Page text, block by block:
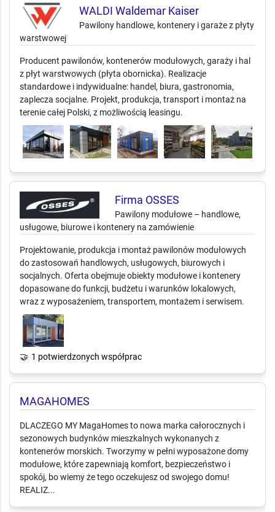
WALDI Waldemar Kaiser
Pawilony handlowe, kontenery i garaże z płyty
warstwowej
Producent pawilonów, kontenerów modułowych, garaży i hal
z płyt warstwowych (płyta obornicka). Realizacje
standardowe i indywidualne: handel, biura, gastronomia,
zaplecza socjalne. Projekt, produkcja, transport i montaż na
terenie całej Polski, z możliwością leasingu.
Firma OSSES
Pawilony modułowe – handlowe,
usługowe, biurowe i kontenery na zamówienie
Projektowanie, produkcja i montaż pawilonów modułowych
do zastosowań handlowych, usługowych, biurowych i
socjalnych. Oferta obejmuje obiekty modułowe i kontenery
dopasowane do funkcji, budżetu i warunków lokalowych,
wraz z wyposażeniem, transportem, montażem i serwisem.
🤝 1 potwierdzonych współprac
MAGAHOMES
DLACZEGO MY MagaHomes to nowa marka całorocznych i
sezonowych budynków mieszkalnych wykonanych z
kontenerów morskich. Tworzymy w pełni wyposażone domy
modułowe, które zapewniają komfort, bezpieczeństwo i
spokój, bo wiemy że tego oczekujesz od swojego domu!
REALIZ...